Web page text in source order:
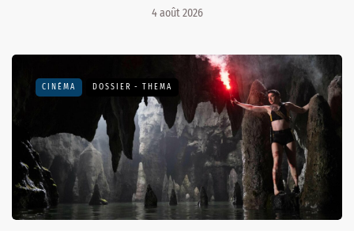
4 août 2026
CINÉMA DOSSIER - THEMA